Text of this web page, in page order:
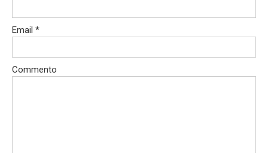
Email *
Commento